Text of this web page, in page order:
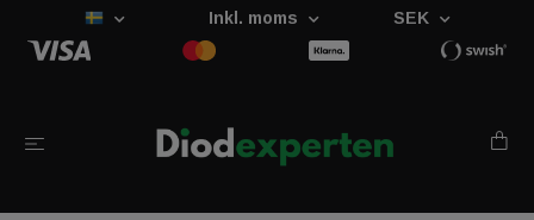
Inkl. moms SEK